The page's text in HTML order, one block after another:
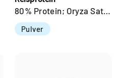
80% Protein; Oryza Sativa (subsp. japonica); Seed
Pulver